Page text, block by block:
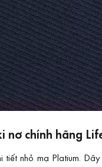
nơ chính hãng
tiết nhỏ mạ Platium.